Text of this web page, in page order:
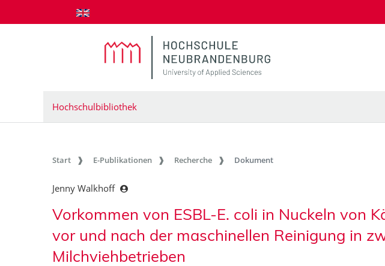
zum Inhalt springen
Hochschulbibliothek
Start E-Publikationen Recherche Dokument
Jenny Walkhoff
Vorkommen von ESBL-E. coli in Nuckeln von
vor und nach der maschinellen Reinigung in
Milchviehbetrieben